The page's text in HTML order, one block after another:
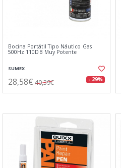
Bocina Portátil Tipo Náutico Gas
500Hz 110DB Muy Potente
SUMEX
28,58€ 40,39€ - 29%